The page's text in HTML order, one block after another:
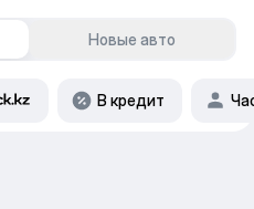
Новые авто
В кредит